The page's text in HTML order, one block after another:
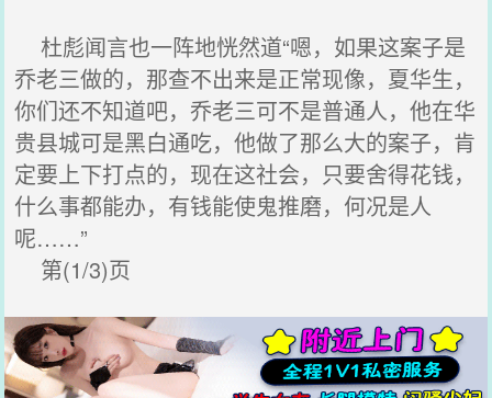
杜彪闻言也一阵地恍然道“嗯，如果这案子是
乔老三做的，那查不出来是正常现像，夏华生，
你们还不知道吧，乔老三可不是普通人，他在华
贵县城可是黑白通吃，他做了那么大的案子，肯
定要上下打点的，现在这社会，只要舍得花钱，
什么事都能办，有钱能使鬼推磨，何况是人
呢……”
第(1/3)页